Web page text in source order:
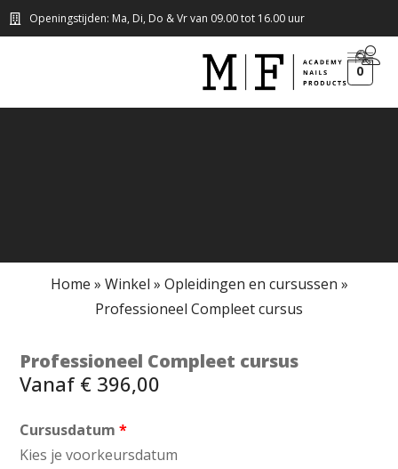
Openingstijden: Ma, Di, Do & Vr van 09.00 tot 16.00 uur
0
Home » Winkel » Opleidingen en cursussen »
Professioneel Compleet cursus
Professioneel Compleet cursus
Vanaf € 396,00
Cursusdatum
Kies je voorkeursdatum